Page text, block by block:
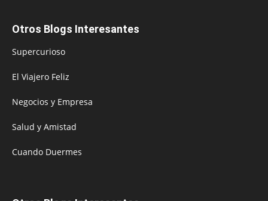
Otros Blogs Interesantes
Supercurioso
El Viajero Feliz
Negocios y Empresa
Salud y Amistad
Cuando Duermes